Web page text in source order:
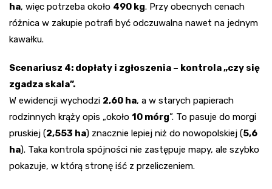
ha, więc potrzeba około 490 kg. Przy obecnych cenach
różnica w zakupie potrafi być odczuwalna nawet na jednym
kawałku.
Scenariusz 4: dopłaty i zgłoszenia – kontrola „czy się
zgadza skala”.
W ewidencji wychodzi 2,60 ha, a w starych papierach
rodzinnych krąży opis „około 10 mórg”. To pasuje do morgi
pruskiej (2,553 ha) znacznie lepiej niż do nowopolskiej (5,6
ha). Taka kontrola spójności nie zastępuje mapy, ale szybko
pokazuje, w którą stronę iść z przeliczeniem.